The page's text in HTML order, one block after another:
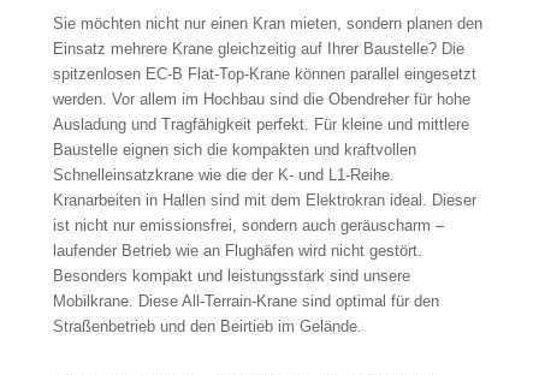
Sie möchten nicht nur einen Kran mieten, sondern planen den
Einsatz mehrere Krane gleichzeitig auf Ihrer Baustelle? Die
spitzenlosen EC-B Flat-Top-Krane können parallel eingesetzt
werden. Vor allem im Hochbau sind die Obendreher für hohe
Ausladung und Tragfähigkeit perfekt. Für kleine und mittlere
Baustelle eignen sich die kompakten und kraftvollen
Schnelleinsatzkrane wie die der K- und L1-Reihe.
Kranarbeiten in Hallen sind mit dem Elektrokran ideal. Dieser
ist nicht nur emissionsfrei, sondern auch geräuscharm –
laufender Betrieb wie an Flughäfen wird nicht gestört.
Besonders kompakt und leistungsstark sind unsere
Mobilkrane. Diese All-Terrain-Krane sind optimal für den
Straßenbetrieb und den Beirtieb im Gelände.